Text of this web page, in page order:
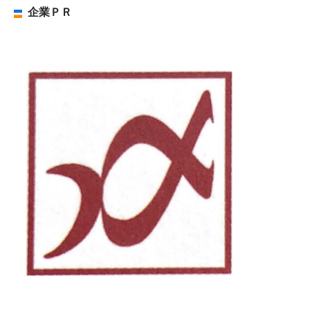
企業ＰＲ